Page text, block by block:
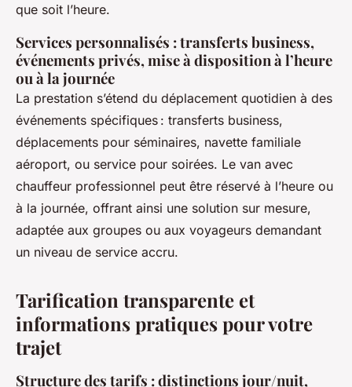
que soit l’heure.
Services personnalisés : transferts business,
événements privés, mise à disposition à l’heure
ou à la journée
La prestation s’étend du déplacement quotidien à des
événements spécifiques : transferts business,
déplacements pour séminaires, navette familiale
aéroport, ou service pour soirées. Le van avec
chauffeur professionnel peut être réservé à l’heure ou
à la journée, offrant ainsi une solution sur mesure,
adaptée aux groupes ou aux voyageurs demandant
un niveau de service accru.
Tarification transparente et
informations pratiques pour votre
trajet
Structure des tarifs : distinctions jour/nuit,